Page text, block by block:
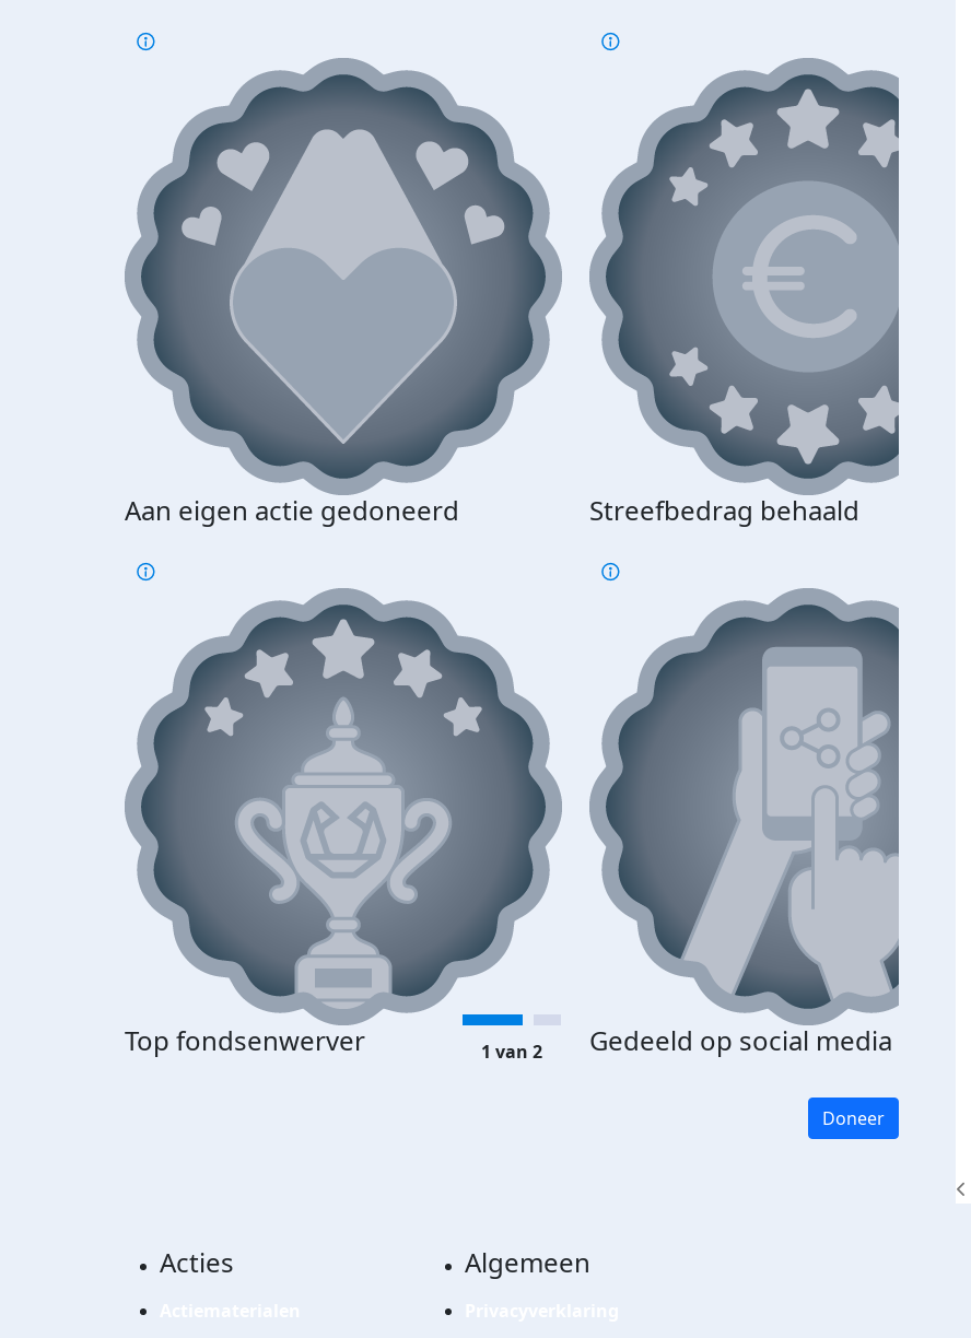
Aan eigen actie gedoneerd Streefbedrag behaald
Top fondsenwerver Gedeeld op social media
1 van 2
Doneer
Acties Algemeen